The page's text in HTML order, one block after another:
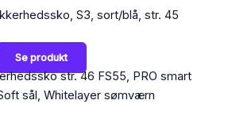
S3, sort/blå, str. 45
Se produkt